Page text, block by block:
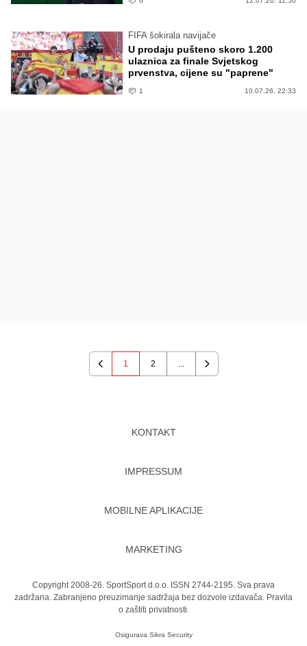
FIFA šokirala navijače
U prodaju pušteno skoro 1.200
ulaznica za finale Svjetskog
prvenstva, cijene su "paprene"
1 10.07.26. 22:33
Previous
1 2 ...
Next
KONTAKT
IMPRESSUM
MOBILNE APLIKACIJE
MARKETING
Copyright 2008-26. SportSport d.o.o. ISSN 2744-2195. Sva prava
zadržana. Zabranjeno preuzimanje sadržaja bez dozvole izdavača. Pravila
o zaštiti privatnosti.
Osigurava Sikra Security